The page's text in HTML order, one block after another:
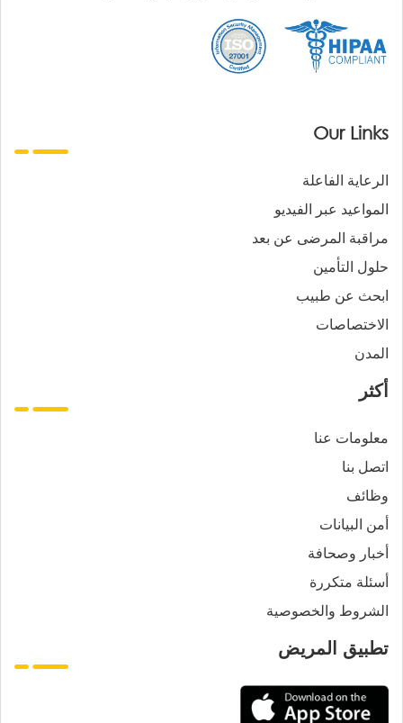
Our Links
الرعاية الفاعلة
المواعيد عبر الفيديو
مراقبة المرضى عن بعد
حلول التأمين
ابحث عن طبيب
الاختصاصات
المدن
أكثر
معلومات عنا
اتصل بنا
وظائف
أمن البيانات
أخبار وصحافة
أسئلة متكررة
الشروط والخصوصية
تطبيق المريض